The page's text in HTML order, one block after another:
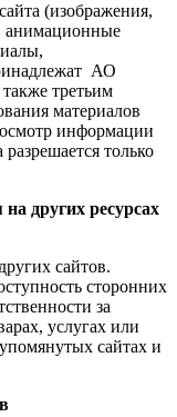
(изображения,
анимационные
АО
третьим
материалов
информации
только
других ресурсах
сайтов.
сторонних
за
услугах или
сайтах и